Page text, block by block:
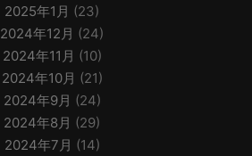
2025年1月 (23)
2024年12月 (24)
2024年11月 (10)
2024年10月 (21)
2024年9月 (24)
2024年8月 (29)
2024年7月 (14)